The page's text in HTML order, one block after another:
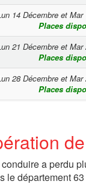
14 Décembreet Mar
Places
21 Décembreet Mar
Places
28 Décembreet Mar
Places
a perdu
département